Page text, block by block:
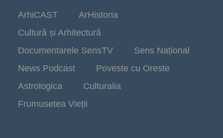
ArhiCAST
ArHistoria
Cultură și Arhitectură
Documentarele SensTV
Sens Național
News Podcast
Poveste cu Oreste
Astrologica
Culturalia
Frumusetea Vieții